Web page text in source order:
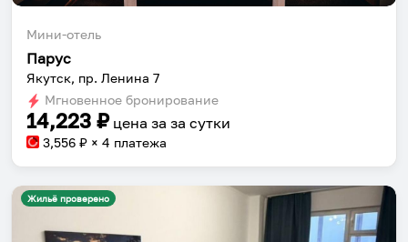
Мини-отель
Парус
Якутск, пр. Ленина 7
Мгновенное бронирование
14,223 ₽ цена за за сутки
3,556 ₽ × 4 платежа
Жильё проверено